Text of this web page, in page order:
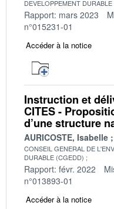
DEVELOPPEMENT
Rapport: mars 2023
n°015231-01
Accéder à la notice
Instruction et
CITES -
d’une structure
AURICOSTE, Isabelle
CONSEIL GENERAL DE
DURABLE (CGEDD)
Rapport: févr. 2022
n°013893-01
Accéder à la notice